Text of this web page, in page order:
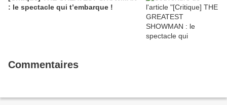
: le spectacle qui t’embarque !
Commentaires